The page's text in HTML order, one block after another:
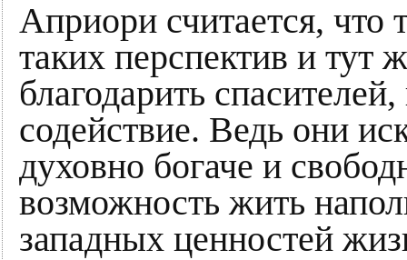
Априори считается, что
таких перспектив и
благодарить
содействие. Ведь они
духовно богаче и
возможность жить
западных ценностей